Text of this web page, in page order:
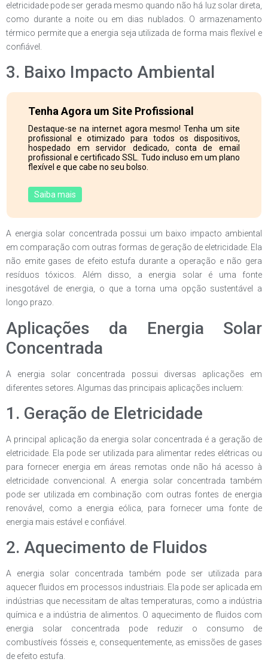
eletricidade pode ser gerada mesmo quando não há luz solar direta,
como durante a noite ou em dias nublados. O armazenamento
térmico permite que a energia seja utilizada de forma mais flexível e
confiável.
3. Baixo Impacto Ambiental
Tenha Agora um Site Profissional
Destaque-se na internet agora mesmo! Tenha um site
profissional e otimizado para todos os dispositivos,
hospedado em servidor dedicado, conta de email
profissional e certificado SSL. Tudo incluso em um plano
flexível e que cabe no seu bolso.
Saiba mais
A energia solar concentrada possui um baixo impacto ambiental
em comparação com outras formas de geração de eletricidade. Ela
não emite gases de efeito estufa durante a operação e não gera
resíduos tóxicos. Além disso, a energia solar é uma fonte
inesgotável de energia, o que a torna uma opção sustentável a
longo prazo.
Aplicações da Energia Solar
Concentrada
A energia solar concentrada possui diversas aplicações em
diferentes setores. Algumas das principais aplicações incluem:
1. Geração de Eletricidade
A principal aplicação da energia solar concentrada é a geração de
eletricidade. Ela pode ser utilizada para alimentar redes elétricas ou
para fornecer energia em áreas remotas onde não há acesso à
eletricidade convencional. A energia solar concentrada também
pode ser utilizada em combinação com outras fontes de energia
renovável, como a energia eólica, para fornecer uma fonte de
energia mais estável e confiável.
2. Aquecimento de Fluidos
A energia solar concentrada também pode ser utilizada para
aquecer fluidos em processos industriais. Ela pode ser aplicada em
indústrias que necessitam de altas temperaturas, como a indústria
química e a indústria de alimentos. O aquecimento de fluidos com
energia solar concentrada pode reduzir o consumo de
combustíveis fósseis e, consequentemente, as emissões de gases
de efeito estufa.